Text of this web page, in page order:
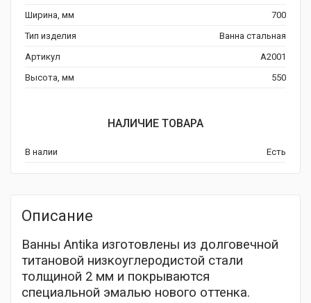
Ширина, мм
700
Тип изделия
Ванна стальная
Артикул
А2001
Высота, мм
550
НАЛИЧИЕ ТОВАРА
В налии Есть
Описание
Ванны Antika изготовлены из долговечной
титановой низкоуглеродистой стали
толщиной 2 мм и покрываются
специальной эмалью нового оттенка.